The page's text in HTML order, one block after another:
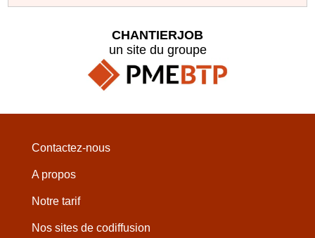
CHANTIERJOB
un site du groupe
Contactez-nous
A propos
Notre tarif
Nos sites de codiffusion